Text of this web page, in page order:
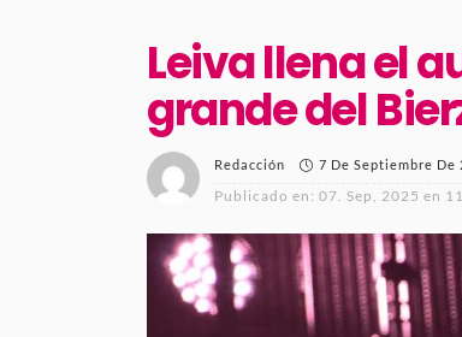
Leiva llena el
grande del
Redacción 7 De Septiembre De
Publicado en: 07. Sep, 2025 en